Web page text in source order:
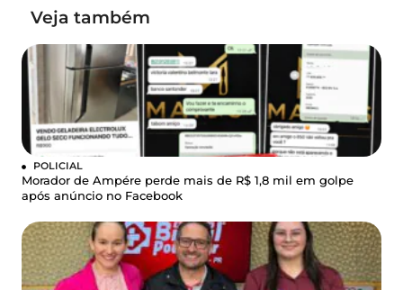
Veja também
POLICIAL
Morador de Ampére perde mais de R$ 1,8 mil em golpe
após anúncio no Facebook